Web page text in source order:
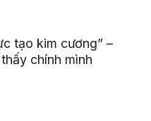
tạo kim cương” –
chính mình